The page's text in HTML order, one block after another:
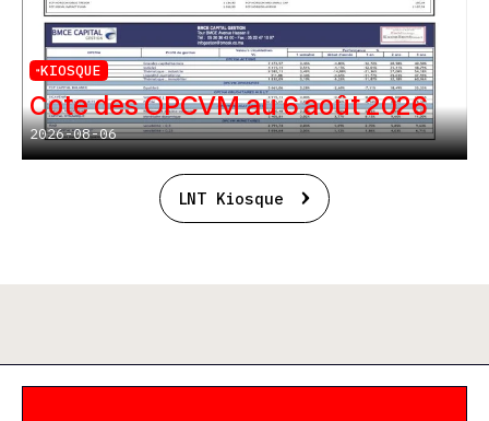
KIOSQUE
Cote des OPCVM au 6 août 2026
2026-08-06
LNT Kiosque